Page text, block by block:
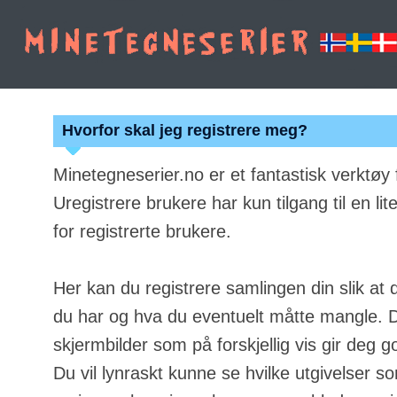
Hvorfor skal jeg registrere meg?
Minetegneserier.no er et fantastisk
Uregistrere brukere har kun tilgang til en
for registrerte brukere.
Her kan du registrere samlingen din slik at
du har og hva du eventuelt måtte mangle.
skjermbilder som på forskjellig vis gir deg
Du vil lynraskt kunne se hvilke utgivelser